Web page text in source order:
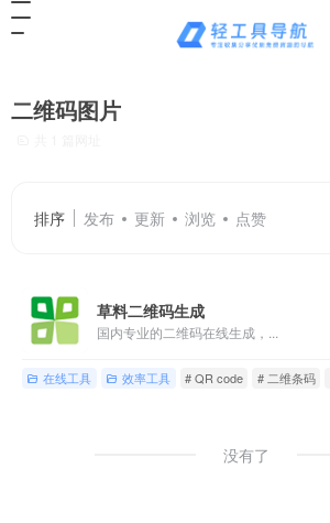
二维码图片
排序 发布 更新 浏览 点赞
草料二维码生成
国内专业的二维码在线生成，...
在线工具 效率工具 # QR code # 二维条码
没有了